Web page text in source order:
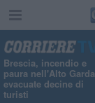
Brescia, incendio e
paura nell'Alto
evacuate decine di
turisti